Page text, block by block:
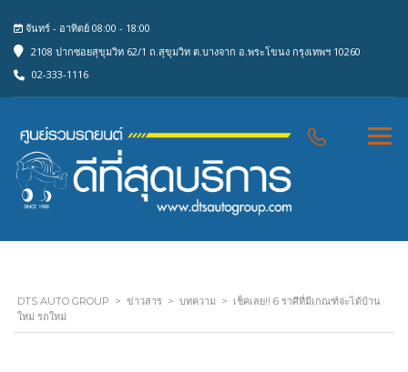
จันทร์ - อาทิตย์ 08:00 - 18:00
2108 ปากซอยสุขุมวิท 62/1 ถ.สุขุมวิท ต.บางจาก อ.พระโขนง กรุงเทพฯ 10260
02-333-1116
DTS AUTO GROUP > ข่าวสาร > บทความ > เช็คเลย!! 6 ราศีที่มีเกณฑ์จะได้บ้าน
ใหม่ รถใหม่